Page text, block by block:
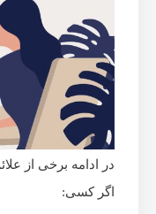
در ادامه برخی از
اگر کسی: